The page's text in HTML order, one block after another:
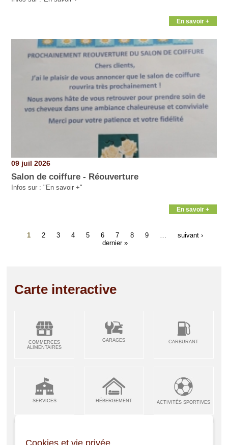
En savoir +
09 juil 2026
Salon de coiffure - Réouverture
Infos sur : "En savoir +"
En savoir +
1 2 3 4 5 6 7 8 9
suivant ›
dernier »
Carte interactive
COMMERCES
ALIMENTAIRES
GARAGES CARBURANT
SERVICES HÉBERGEMENT ACTIVITÉS SPORTIVES
Cookies et vie privée